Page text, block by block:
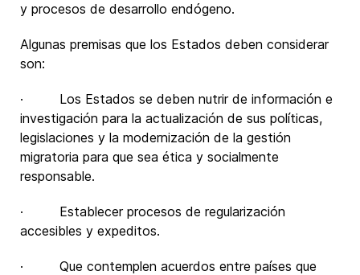
y procesos de desarrollo endógeno.
Algunas premisas que los Estados deben considerar
son:
· Los Estados se deben nutrir de información e
investigación para la actualización de sus políticas,
legislaciones y la modernización de la gestión
migratoria para que sea ética y socialmente
responsable.
· Establecer procesos de regularización
accesibles y expeditos.
· Que contemplen acuerdos entre países que